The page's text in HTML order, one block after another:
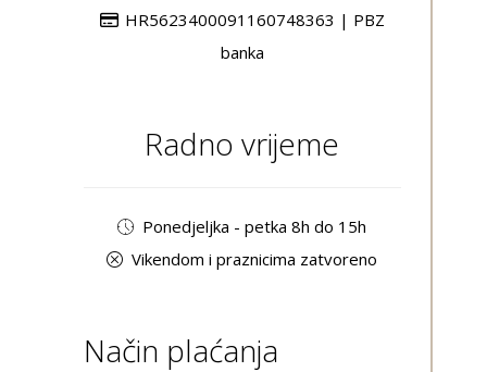
HR5623400091160748363 | PBZ
banka
Radno vrijeme
Ponedjeljka - petka 8h do 15h
Vikendom i praznicima zatvoreno
Način plaćanja